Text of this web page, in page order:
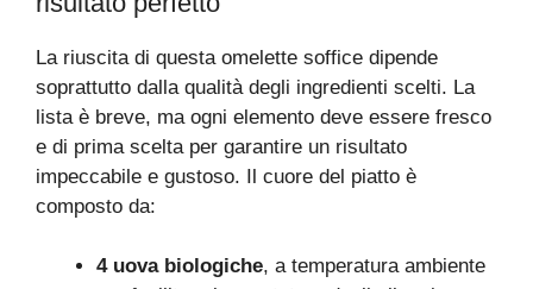
La riuscita di questa omelette soffice dipende
soprattutto dalla qualità degli ingredienti scelti. La
lista è breve, ma ogni elemento deve essere fresco
e di prima scelta per garantire un risultato
impeccabile e gustoso. Il cuore del piatto è
composto da:
4 uova biologiche, a temperatura ambiente